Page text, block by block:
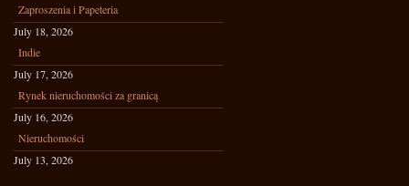
Zaproszenia i Papeteria
July 18, 2026
Indie
July 17, 2026
Rynek nieruchomości za granicą
July 16, 2026
Nieruchomości
July 13, 2026